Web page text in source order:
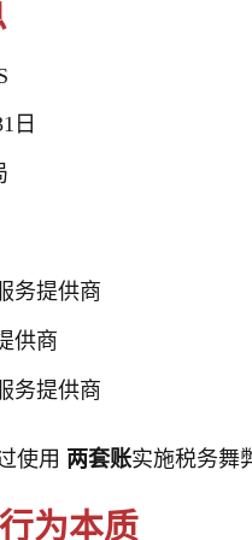
日
务提供商
供商
务提供商
使用 两套账实施税务舞
为本质